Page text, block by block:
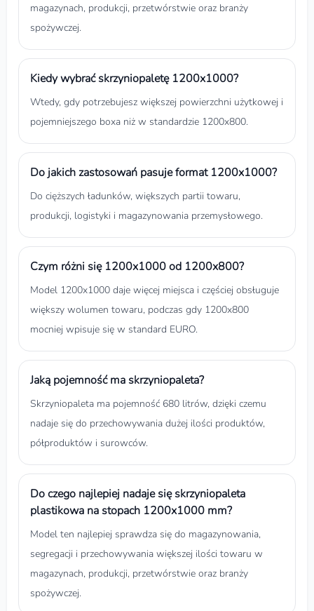
magazynach, produkcji, przetwórstwie oraz branży
spożywczej.
Kiedy wybrać skrzyniopaletę 1200x1000?
Wtedy, gdy potrzebujesz większej powierzchni użytkowej i
pojemniejszego boxa niż w standardzie 1200x800.
Do jakich zastosowań pasuje format 1200x1000?
Do cięższych ładunków, większych partii towaru,
produkcji, logistyki i magazynowania przemysłowego.
Czym różni się 1200x1000 od 1200x800?
Model 1200x1000 daje więcej miejsca i częściej obsługuje
większy wolumen towaru, podczas gdy 1200x800
mocniej wpisuje się w standard EURO.
Jaką pojemność ma skrzyniopaleta?
Skrzyniopaleta ma pojemność 680 litrów, dzięki czemu
nadaje się do przechowywania dużej ilości produktów,
półproduktów i surowców.
Do czego najlepiej nadaje się skrzyniopaleta
plastikowa na stopach 1200x1000 mm?
Model ten najlepiej sprawdza się do magazynowania,
segregacji i przechowywania większej ilości towaru w
magazynach, produkcji, przetwórstwie oraz branży
spożywczej.